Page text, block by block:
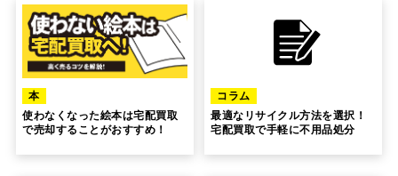
本
使わなくなった絵本は宅配買取
で売却することがおすすめ！
コラム
最適なリサイクル方法を選択！
宅配買取で手軽に不用品処分